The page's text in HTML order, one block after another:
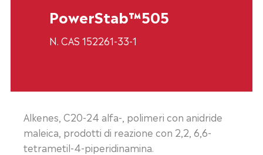
PowerStab™505
N. CAS 152261-33-1
Alkenes, C20-24 alfa-, polimeri con anidride
maleica, prodotti di reazione con 2,2, 6,6-
tetrametil-4-piperidinamina.